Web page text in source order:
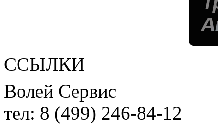
ССЫЛКИ
Волей Сервис
тел: 8 (499) 246-84-12